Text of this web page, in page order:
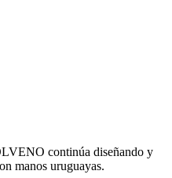
continúa diseñando y
manos uruguayas.